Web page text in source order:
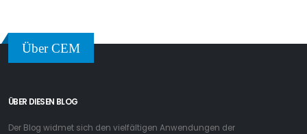
Über CEM
ÜBER DIESEN BLOG
Der Blog widmet sich den vielfältigen Anwendungen der